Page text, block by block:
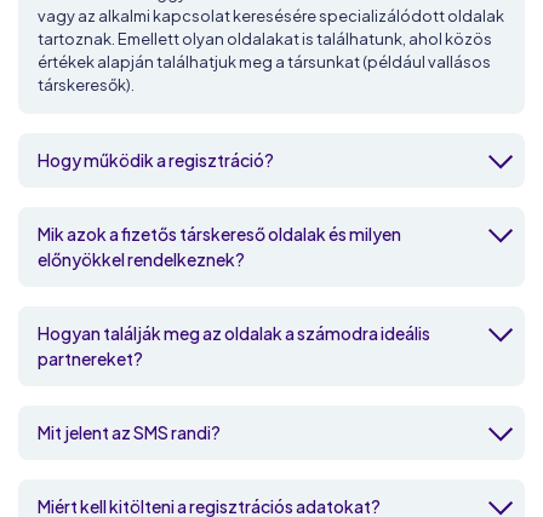
vagy az alkalmi kapcsolat keresésére specializálódott oldalak
tartoznak. Emellett olyan oldalakat is találhatunk, ahol közös
értékek alapján találhatjuk meg a társunkat (például vallásos
társkeresők).
Hogy működik a regisztráció?
Mik azok a fizetős társkereső oldalak és milyen
előnyökkel rendelkeznek?
Hogyan találják meg az oldalak a számodra ideális
partnereket?
Mit jelent az SMS randi?
Miért kell kitölteni a regisztrációs adatokat?